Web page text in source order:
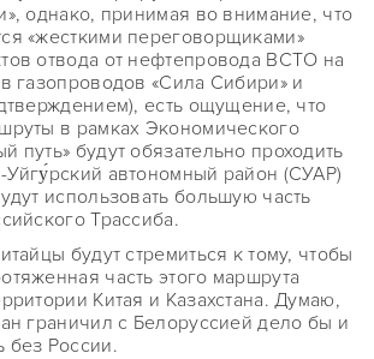
однако, принимая во внимание, что
«жесткими переговорщиками»
отвода от нефтепровода ВСТО на
газопроводов «Сила Сибири» и
есть ощущение, что
в рамках Экономического
путь» будут обязательно проходить
Уйгу́рский автономный район (СУАР)
использовать большую часть
Трассиба.
будут стремиться к тому, чтобы
часть этого маршрута
Китая и Казахстана. Думаю,
граничил с Белоруссией дело бы и
без России.